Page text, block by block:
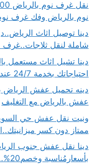
نوم بالرياض وفك غرف
دينا توصيل اثاث
شاملة لنقل ثلاجات..غرف
احتياجاتك بخدمة 24/7 عند نقل الأثاث
عفش بالرياض مع التغليف
ممتاز دون كسر
دينا نقل عفش جنوب
بأسعارمُناسبة وخصم20%..اتصل الـأن